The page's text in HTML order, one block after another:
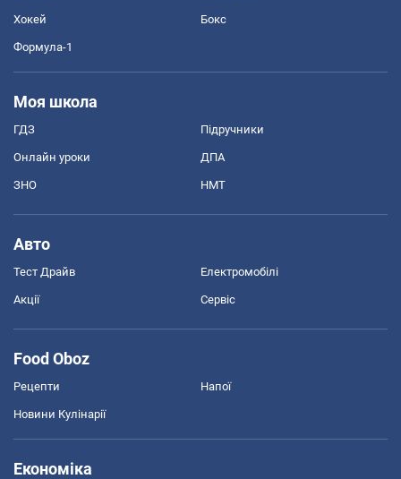
Хокей Бокс
Формула-1
Моя школа
ГДЗ Підручники
Онлайн уроки ДПА
ЗНО НМТ
Авто
Тест Драйв Електромобілі
Акції Сервіс
Food Oboz
Рецепти Напої
Новини Кулінарії
Економіка